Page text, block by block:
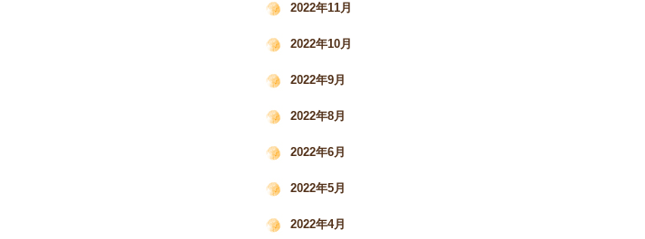
2022年11月
2022年10月
2022年9月
2022年8月
2022年6月
2022年5月
2022年4月